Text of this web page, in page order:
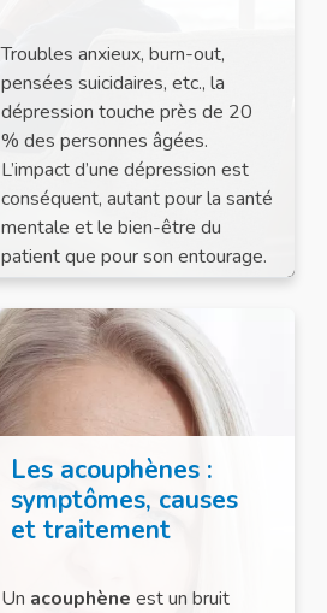
Troubles anxieux, burn-out,
pensées suicidaires, etc., la
dépression touche près de 20
% des personnes âgées.
L’impact d’une dépression est
conséquent, autant pour la santé
mentale et le bien-être du
patient que pour son entourage.
Les acouphènes :
symptômes, causes
et traitement
Un acouphène est un bruit